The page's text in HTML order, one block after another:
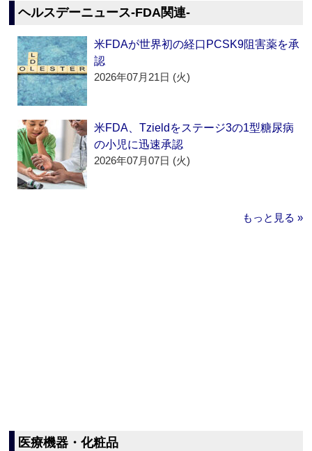
ヘルスデーニュース‐FDA関連‐
米FDAが世界初の経口PCSK9阻害薬を承
認
2026年07月21日 (火)
米FDA、Tzieldをステージ3の1型糖尿病
の小児に迅速承認
2026年07月07日 (火)
もっと見る »
医療機器・化粧品